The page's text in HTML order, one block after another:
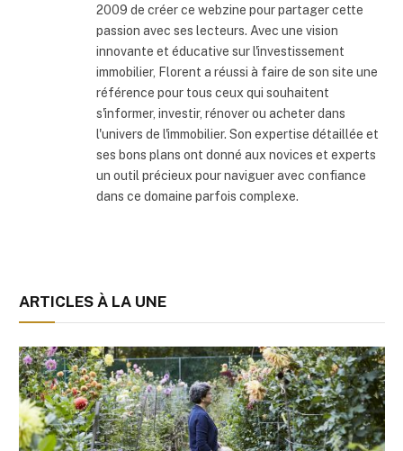
2009 de créer ce webzine pour partager cette
passion avec ses lecteurs. Avec une vision
innovante et éducative sur l'investissement
immobilier, Florent a réussi à faire de son site une
référence pour tous ceux qui souhaitent
s'informer, investir, rénover ou acheter dans
l'univers de l'immobilier. Son expertise détaillée et
ses bons plans ont donné aux novices et experts
un outil précieux pour naviguer avec confiance
dans ce domaine parfois complexe.
ARTICLES À LA UNE